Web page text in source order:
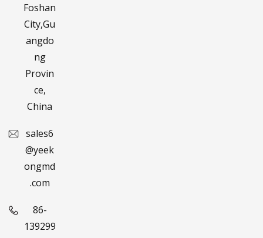
Foshan
City,Gu
angdo
ng
Provin
ce,
China
sales6
@yeek
ongmd
.com
86-
139299